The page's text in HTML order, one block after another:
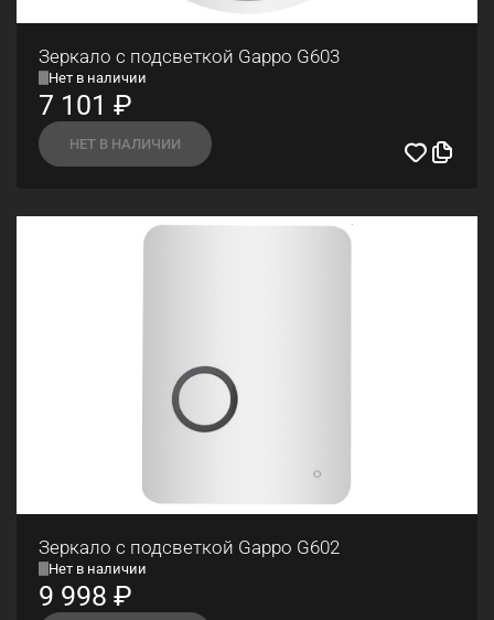
Зеркало с подсветкой Gappo G603
Нет в наличии
7 101 ₽
НЕТ В НАЛИЧИИ
Зеркало с подсветкой Gappo G602
Нет в наличии
9 998 ₽